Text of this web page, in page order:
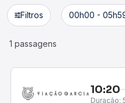
Filtros 00h00 -
1 passagens
10:20
Duração: